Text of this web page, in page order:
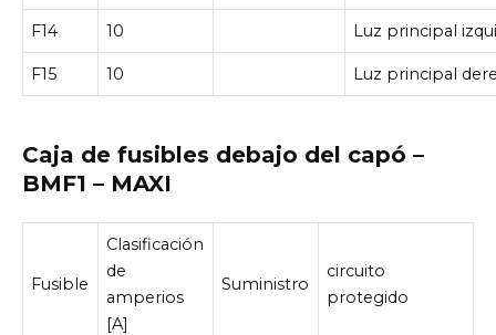
F14 10 Luz principal
F15 10 Luz principal
Caja de fusibles debajo del capó –
BMF1 – MAXI
Fusible
Clasificación
de
amperios
[A]
Suministro
circuito
protegido